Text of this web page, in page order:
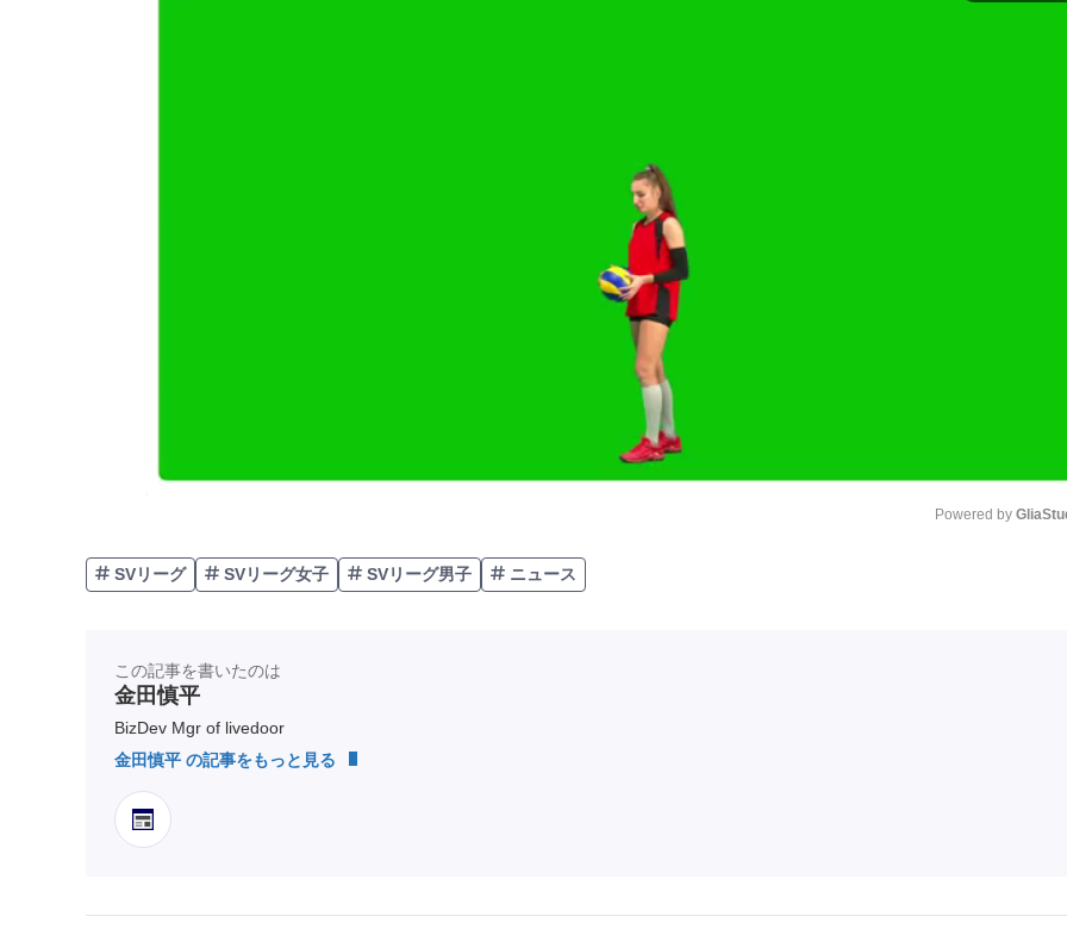
Powered by
SVリーグ SVリーグ女子 SVリーグ男子 ニュース
この記事を書いたのは
金田慎平
BizDev Mgr of livedoor
金田慎平 の記事をもっと見る